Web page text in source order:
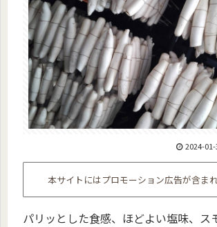
2024-
本サイトにはプロモーション広告が含まれ
パリッとした食感、ほどよい塩味、ス